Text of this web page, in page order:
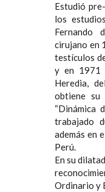
Estudió
los
Fernando
cirujano en
testículos
y en 1971
Heredia,
obtiene su
“Dinámica
trabajado
además en
Perú.
En su
Ordinario y